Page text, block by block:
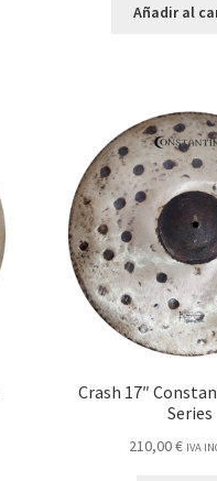
Añadir al
Crash 17″
Series
210,00€ IVA